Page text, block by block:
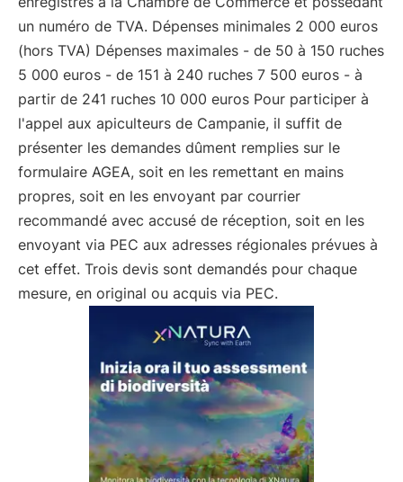
un numéro de TVA. Dépenses minimales 2 000 euros
(hors TVA) Dépenses maximales - de 50 à 150 ruches
5 000 euros - de 151 à 240 ruches 7 500 euros - à
partir de 241 ruches 10 000 euros Pour participer à
l'appel aux apiculteurs de Campanie, il suffit de
présenter les demandes dûment remplies sur le
formulaire AGEA, soit en les remettant en mains
propres, soit en les envoyant par courrier
recommandé avec accusé de réception, soit en les
envoyant via PEC aux adresses régionales prévues à
cet effet. Trois devis sont demandés pour chaque
mesure, en original ou acquis via PEC.